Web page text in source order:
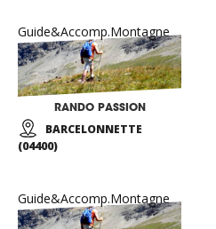
Guide&Accomp.Montagne
RANDO PASSION
BARCELONNETTE
(04400)
Guide&Accomp.Montagne